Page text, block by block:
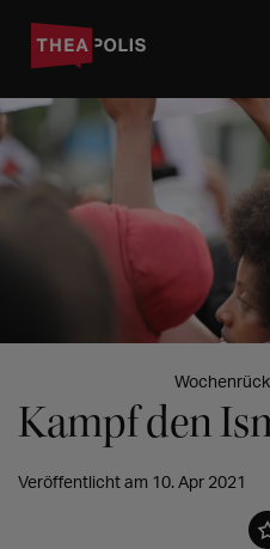
Kampf den
Veröffentlicht am 10. Apr 2021